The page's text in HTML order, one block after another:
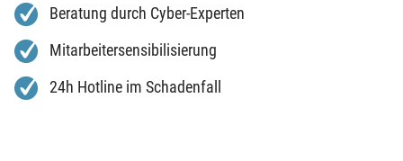
Beratung durch Cyber-Experten
Mitarbeitersensibilisierung
24h Hotline im Schadenfall